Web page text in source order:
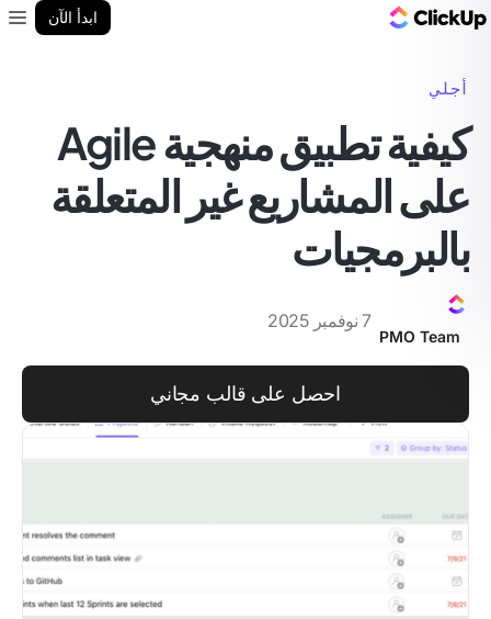
ابدأ الآن
أجلي
كيفية تطبيق منهجية Agile
على المشاريع غير المتعلقة
بالبرمجيات
PMO Team
7 نوفمبر 2025
احصل على قالب مجاني